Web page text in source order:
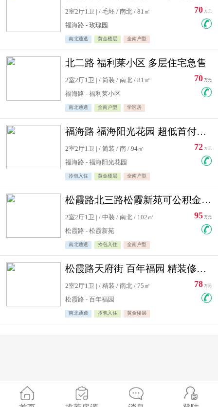
2室2厅1卫 | / 毛坯 / 南北 / 81㎡
福海路 - 玫瑰园
南北通透 黄金楼层 全南户型
70 万元
北二路 福利莱小区 多层住宅急售
2室2厅1卫 | / 简装 / 南北 / 81㎡
福海路 - 福利莱小区
南北通透 全南户型 学区房
70 万元
福海路 福海阳光花园 超低首付住宅急售
2室2厅1卫 | / 简装 / 南 / 94㎡
福海路 - 福海阳光花园
拎包入住 黄金楼层 全南户型
72 万元
松霞路北三路松霞新苑可公积金贷款北小区南北通透住宅急售
2室2厅1卫 | / 中装 / 南北 / 102㎡
松霞路 - 松霞新苑
南北通透 拎包入住 全南户型
95 万元
松霞路天府街 百年福园 精装修住宅急售
2室2厅1卫 | / 精装 / 南北 / 75㎡
松霞路 - 百年福园
南北通透 拎包入住 黄金楼层
78 万元